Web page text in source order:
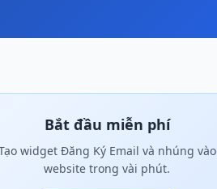
Bắt đầu miễn phí
widget Đăng Ký Email và nhúng vào
website trong vài phút.